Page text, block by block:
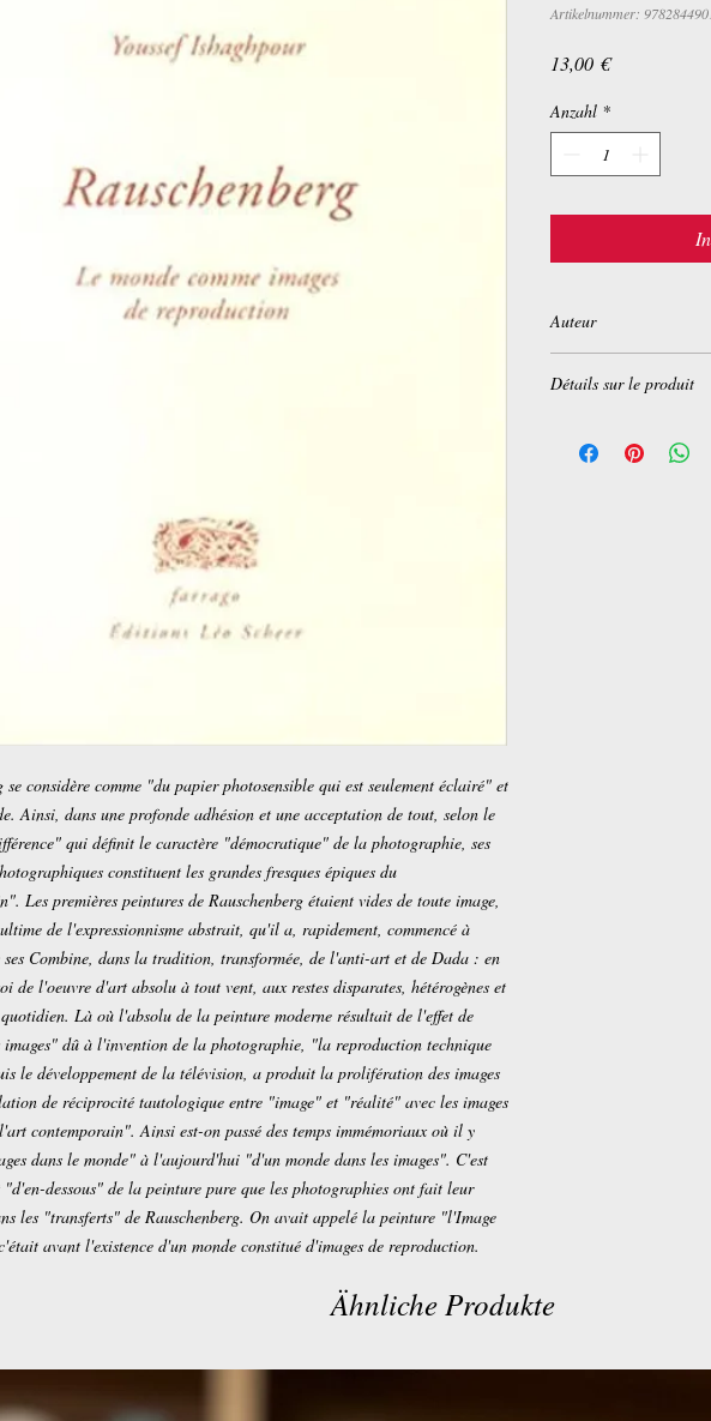
se considère comme "du papier photosensible qui est seulement éclairé" et
Ainsi, dans une profonde adhésion et une acceptation de tout, selon le
qui définit le caractère "démocratique" de la photographie, ses
constituent les grandes fresques épiques du
Les premières peintures de Rauschenberg étaient vides de toute image,
de l'expressionnisme abstrait, qu'il a, rapidement, commencé à
ses Combine, dans la tradition, transformée, de l'anti-art et de Dada : en
de l'oeuvre d'art absolu à tout vent, aux restes disparates, hétérogènes et
Là où l'absolu de la peinture moderne résultait de l'effet de
dû à l'invention de la photographie, "la reproduction technique
le développement de la télévision, a produit la prolifération des images
de réciprocité tautologique entre "image" et "réalité" avec les images
contemporain". Ainsi est-on passé des temps immémoriaux où il y
dans le monde" à l'aujourd'hui "d'un monde dans les images". C'est
dessous" de la peinture pure que les photographies ont fait leur
les "transferts" de Rauschenberg. On avait appelé la peinture "l'Image
avant l'existence d'un monde constitué d'images de reproduction.
Artikelnummer:
13,00 €Preis
Anzahl *
Auteur
Détails sur le produit
Editeur : Editions
Ähnliche Produkte